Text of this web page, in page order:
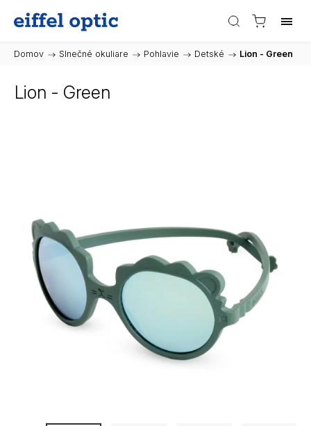
Domov / Slnečné okuliare / Pohlavie / Detské / Lion - Green
Lion - Green